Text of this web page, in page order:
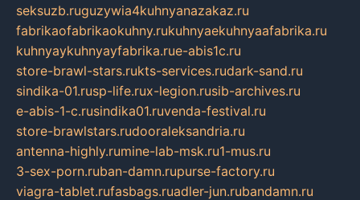
seksuzb.ruguzywia4kuhnyanazakaz.ru
fabrikaofabrikaokuhny.rukuhnyaekuhnyaafabrika.ru
kuhnyaykuhnyayfabrika.rue-abis1c.ru
store-brawl-stars.rukts-services.rudark-sand.ru
sindika-01.rusp-life.rux-legion.rusib-archives.ru
e-abis-1-c.rusindika01.ruvenda-festival.ru
store-brawlstars.rudooraleksandria.ru
antenna-highly.rumine-lab-msk.ru1-mus.ru
3-sex-porn.ruban-damn.rupurse-factory.ru
viagra-tablet.rufasbags.ruadler-jun.rubandamn.ru